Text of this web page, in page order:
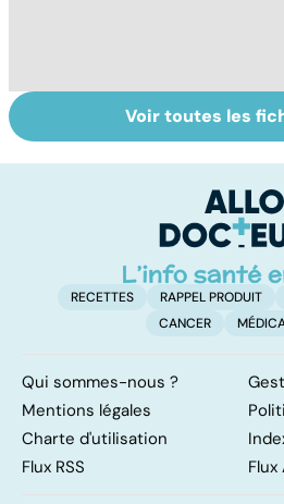
Faire du sport à
domicile, c'est
le
Voir toutes les
RECETTES RAPPEL PRODUIT
CANCER
Qui sommes-nous ?
Mentions légales
Charte d'utilisation
Flux RSS
Flux